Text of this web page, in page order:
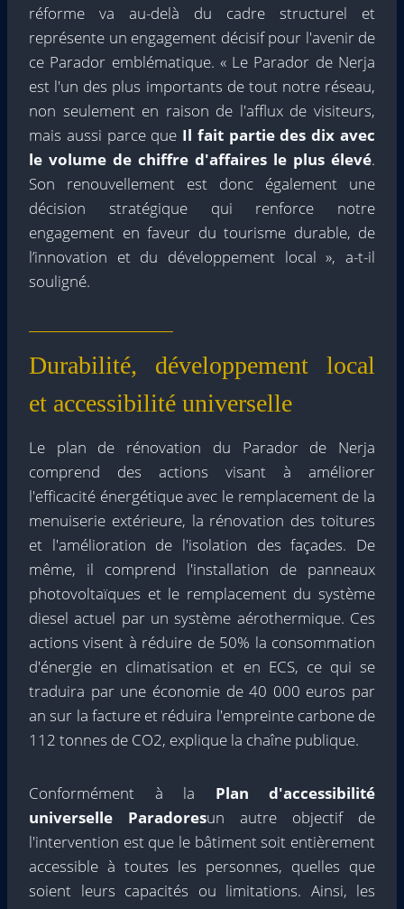
réforme va au-delà du cadre structurel et
représente un engagement décisif pour l'avenir de
ce Parador emblématique. « Le Parador de Nerja
est l'un des plus importants de tout notre réseau,
non seulement en raison de l'afflux de visiteurs,
mais aussi parce que Il fait partie des dix avec
le volume de chiffre d'affaires le plus élevé.
Son renouvellement est donc également une
décision stratégique qui renforce notre
engagement en faveur du tourisme durable, de
l’innovation et du développement local », a-t-il
souligné.
Durabilité, développement local
et accessibilité universelle
Le plan de rénovation du Parador de Nerja
comprend des actions visant à améliorer
l'efficacité énergétique avec le remplacement de la
menuiserie extérieure, la rénovation des toitures
et l'amélioration de l'isolation des façades. De
même, il comprend l'installation de panneaux
photovoltaïques et le remplacement du système
diesel actuel par un système aérothermique. Ces
actions visent à réduire de 50% la consommation
d'énergie en climatisation et en ECS, ce qui se
traduira par une économie de 40 000 euros par
an sur la facture et réduira l'empreinte carbone de
112 tonnes de CO2, explique la chaîne publique.
Conformément à la Plan d'accessibilité
universelle Paradoresun autre objectif de
l'intervention est que le bâtiment soit entièrement
accessible à toutes les personnes, quelles que
soient leurs capacités ou limitations. Ainsi, les